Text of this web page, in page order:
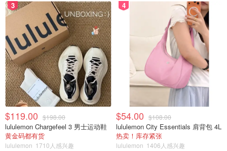
家庭保温
最高
$5000
升级符合条件的阁楼、大教堂天花板、
平屋顶、外墙、裸露地板、地下室和爬
行空间。
气密性改造
最高
$1000
进行气密性以提高房屋的气密性，以达
到换气率目标。
门窗
最高
$5000
用 ENERGY STAR® 认证的型号替换
门、窗或滑动玻璃门。
添加智能恒温器有助于提高舒适度并
3
$119.00 $198.00
lululemon Chargefeel 3 男士运动鞋
黄金码都有货
lululemon 1710人感兴趣
4
$54.00 $108.00
lululemon City Essentials 肩背包 4L
热卖！库存紧张
lululemon 1406人感兴趣